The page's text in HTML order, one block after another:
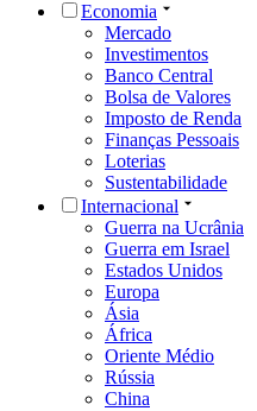
Economia
Mercado
Investimentos
Banco Central
Bolsa de Valores
Imposto de Renda
Finanças Pessoais
Loterias
Sustentabilidade
Internacional
Guerra na Ucrânia
Guerra em Israel
Estados Unidos
Europa
Ásia
África
Oriente Médio
Rússia
China